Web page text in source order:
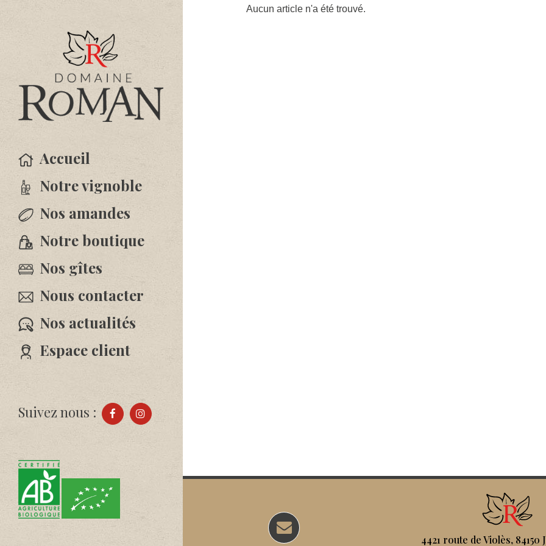
Accueil
Notre vignoble
Nos amandes
Notre boutique
Nos gîtes
Nous contacter
Nos actualités
Espace client
Suivez nous :
Aucun article n'a été trouvé.
4421 route de Violès, 84150